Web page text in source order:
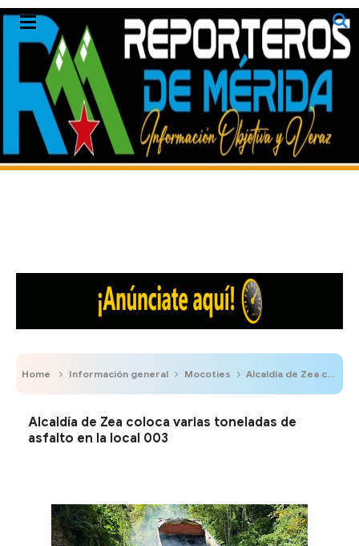
Home Información general Mocoties Alcaldía de Zea coloca varias toneladas de asfalto en la local 003
Alcaldía de Zea coloca varias toneladas de
asfalto en la local 003